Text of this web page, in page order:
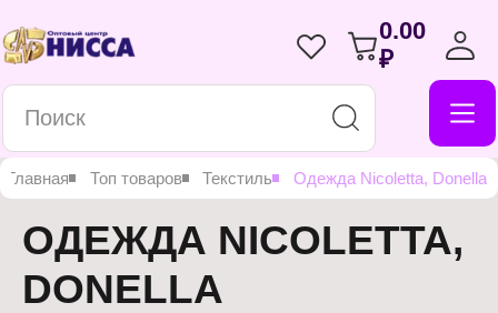
0.00
₽
Главная Топ товаров Текстиль Одежда Nicoletta, Donella
ОДЕЖДА NICOLETTA,
DONELLA